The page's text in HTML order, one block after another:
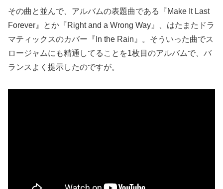
その曲と並んで、アルバムの表題曲である『Make It Last
Forever』とか『Right and a Wrong Way』、はたまたドラ
マティックスのカバー『In the Rain』。そういった曲でス
ロージャムにも精通してることを1枚目のアルバムで、バ
ランスよく提示したのですが。